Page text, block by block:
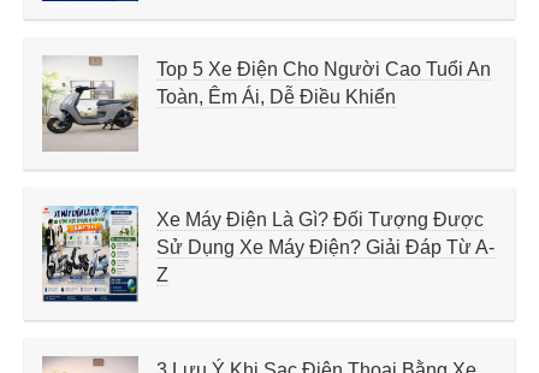
Top 5 Xe Điện Cho Người Cao Tuổi An
Toàn, Êm Ái, Dễ Điều Khiển
Xe Máy Điện Là Gì? Đối Tượng Được
Sử Dụng Xe Máy Điện? Giải Đáp Từ A-
Z